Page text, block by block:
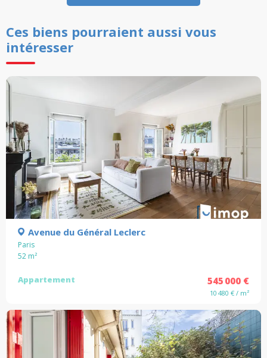
Ces biens pourraient aussi vous
intéresser
Avenue du Général Leclerc
Paris
52 m²
Appartement 545 000 €
10 480 € / m²